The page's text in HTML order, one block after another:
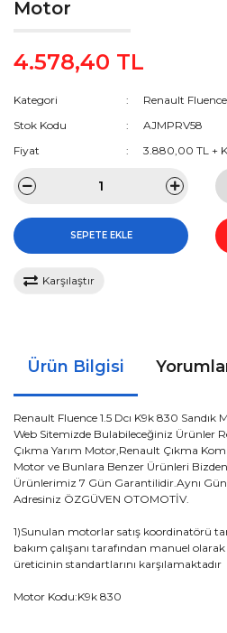
Motor
4.578,40 TL
Kategori
Renault
Stok Kodu
AJMPRV58
Fiyat
3.880,00 TL +
SEPETE EKLE
Karşılaştır
Ürün Bilgisi
Renault Fluence 1.5 Dcı K9k 830 Sandık
Web Sitemizde Bulabileceğiniz Ürünler
Çıkma Yarım Motor,Renault Çıkma
Motor ve Bunlara Benzer Ürünleri
Ürünlerimiz 7 Gün Garantilidir.Aynı
Adresiniz ÖZGÜVEN OTOMOTİV.
1)Sunulan motorlar satış koordinatörü
bakım çalışanı tarafından manuel
üreticinin standartlarını karşılamaktadır
Motor Kodu:K9k 830